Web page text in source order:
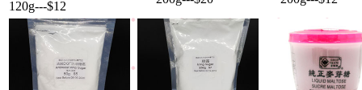
120g---$12